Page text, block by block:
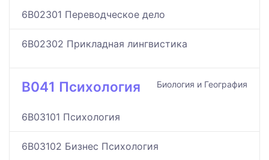
6B02301 Переводческое дело
6B02302 Прикладная лингвистика
B041 Психология Биология и География
6B03101 Психология
6B03102 Бизнес Психология